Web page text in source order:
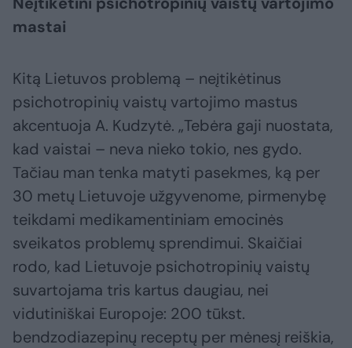
mastai
Kitą Lietuvos problemą – neįtikėtinus
psichotropinių vaistų vartojimo mastus
akcentuoja A. Kudzytė. „Tebėra gaji nuostata,
kad vaistai – neva nieko tokio, nes gydo.
Tačiau man tenka matyti pasekmes, ką per
30 metų Lietuvoje užgyvenome, pirmenybę
teikdami medikamentiniam emocinės
sveikatos problemų sprendimui. Skaičiai
rodo, kad Lietuvoje psichotropinių vaistų
suvartojama tris kartus daugiau, nei
vidutiniškai Europoje: 200 tūkst.
bendzodiazepinų receptų per mėnesį reiškia,